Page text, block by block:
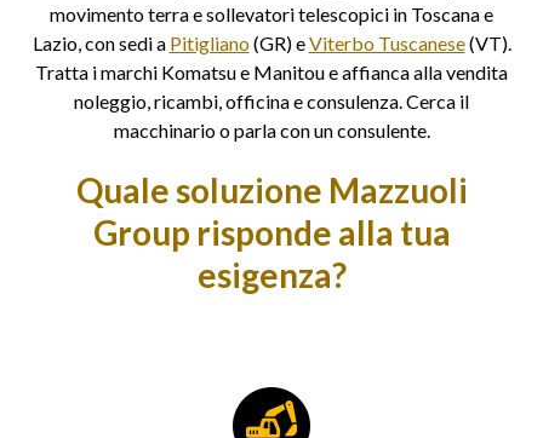
movimento terra e sollevatori telescopici in Toscana e
Lazio, con sedi a Pitigliano(GR) eViterbo Tuscanese(VT).
Tratta i marchi Komatsu e Manitou e affianca alla vendita
noleggio, ricambi, officina e consulenza. Cerca il
macchinario o parla con un consulente.
Quale soluzione Mazzuoli
Group risponde alla tua
esigenza?